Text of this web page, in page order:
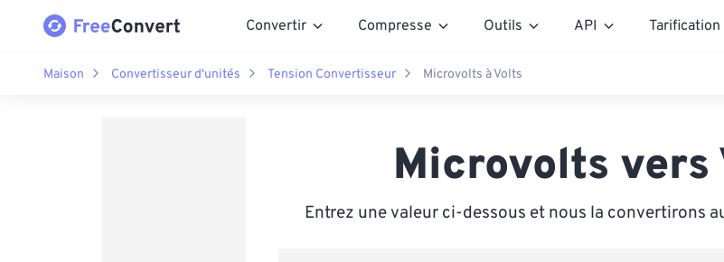
Convertir Compresse Outils API Tarification
Maison Convertisseur d'unités Tension Convertisseur Microvolts à Volts
Microvolts vers
Entrez une valeur ci-dessous et nous la convertirons